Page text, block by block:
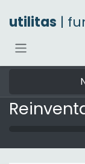
utilitas |